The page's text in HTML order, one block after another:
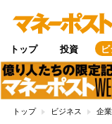
トップ 投資
トップ ビジネス 企